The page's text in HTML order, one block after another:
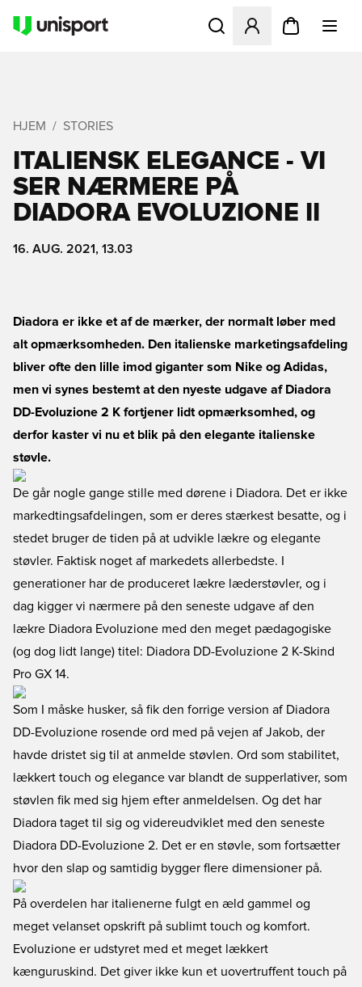
Åbner en Modal til at
HJEM STORIES
ITALIENSK ELEGANCE - VI
SER NÆRMERE PÅ
DIADORA EVOLUZIONE II
16. AUG. 2021, 13.03
Diadora er ikke et af de mærker, der normalt løber med
alt opmærksomheden. Den italienske marketingsafdeling
bliver ofte den lille imod giganter som Nike og Adidas,
men vi synes bestemt at den nyeste udgave af Diadora
DD-Evoluzione 2 K fortjener lidt opmærksomhed, og
derfor kaster vi nu et blik på den elegante italienske
støvle.
De går nogle gange stille med dørene i Diadora. Det er ikke
markedtingsafdelingen, som er deres stærkest besatte, og i
stedet bruger de tiden på at udvikle lækre og elegante
støvler. Faktisk noget af markedets allerbedste. I
generationer har de produceret lækre læderstøvler, og i
dag kigger vi nærmere på den seneste udgave af den
lækre Diadora Evoluzione med den meget pædagogiske
(og dog lidt lange) titel: Diadora DD-Evoluzione 2 K-Skind
Pro GX 14.
Som I måske husker, så fik den forrige version af Diadora
DD-Evoluzione rosende ord med på vejen af Jakob, der
havde dristet sig til at anmelde støvlen. Ord som stabilitet,
lækkert touch og elegance var blandt de supperlativer, som
støvlen fik med sig hjem efter anmeldelsen. Og det har
Diadora taget til sig og videreudviklet med den seneste
Diadora DD-Evoluzione 2. Det er en støvle, som fortsætter
hvor den slap og samtidig bygger flere dimensioner på.
På overdelen har italienerne fulgt en æld gammel og
meget velanset opskrift på sublimt touch og komfort.
Evoluzione er udstyret med et meget lækkert
kænguruskind. Det giver ikke kun et uovertruffent touch på